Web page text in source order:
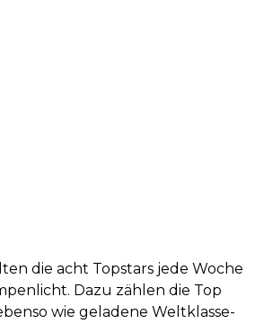
die acht Topstars jede Woche
Dazu zählen die Top
wie geladene Weltklasse-